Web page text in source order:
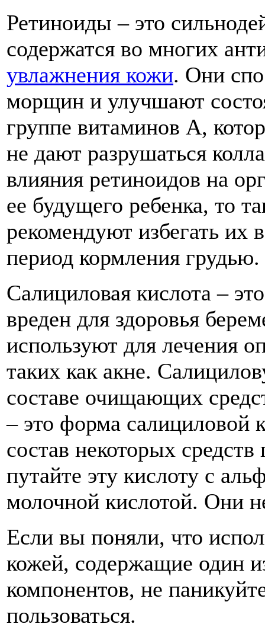
Ретиноиды – это
содержатся во многих
увлажнения кожи. Они
морщин и улучшают
группе витаминов А,
не дают разрушаться
влияния ретиноидов на
ее будущего ребенка, то
рекомендуют избегать их
период кормления грудью.
Салициловая кислота –
вреден для здоровья
используют для лечения
таких как акне.
составе очищающих
– это форма салициловой
состав некоторых
путайте эту кислоту с
молочной кислотой. Они
Если вы поняли, что
кожей, содержащие один
компонентов, не
пользоваться.